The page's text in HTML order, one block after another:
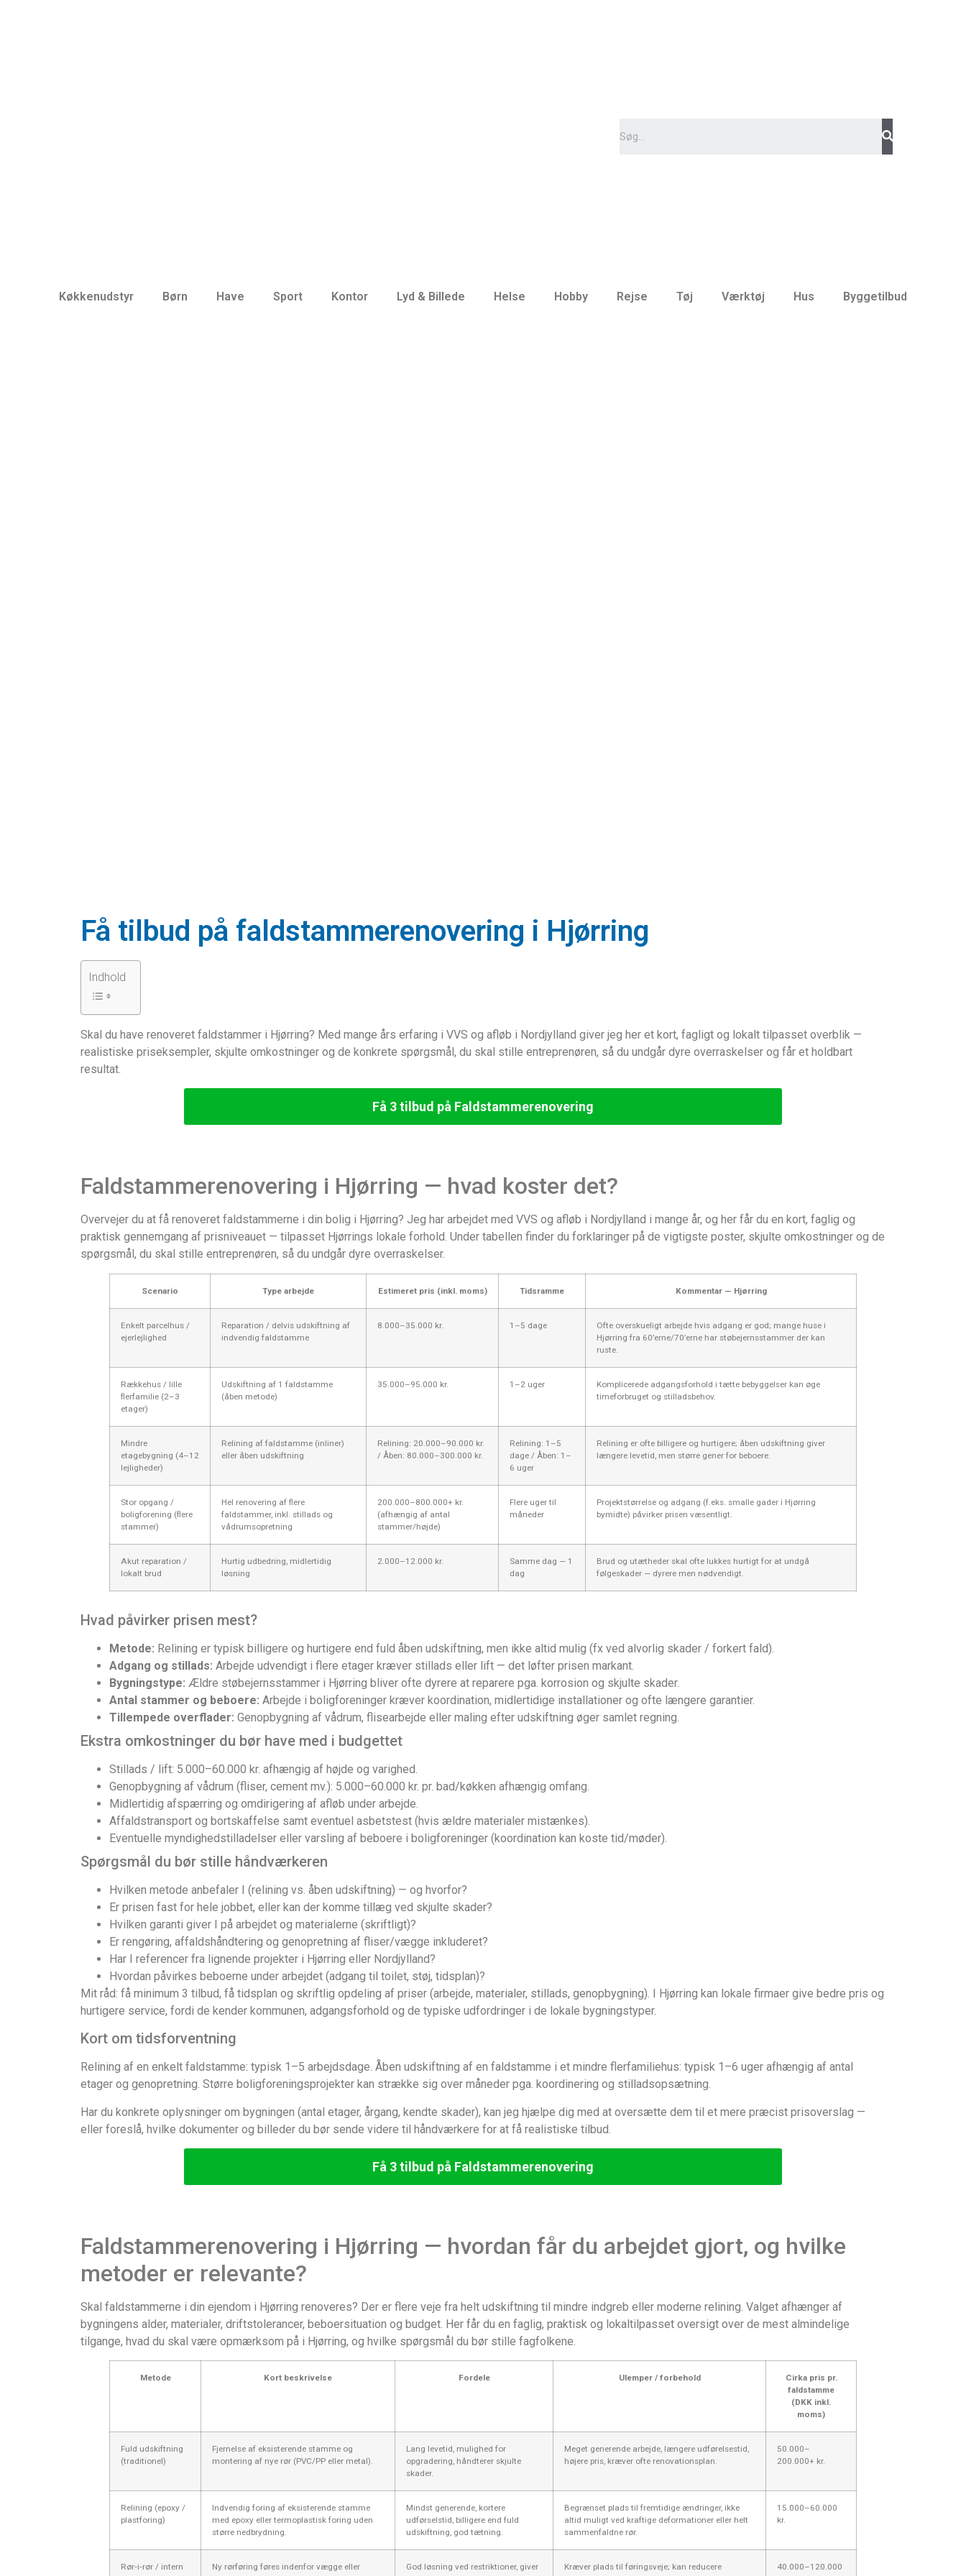
Køkkenudstyr Børn Have Sport Kontor Lyd & Billede Helse Hobby Rejse Tøj Værktøj Hus Byggetilbud
Få tilbud på faldstammerenovering i Hjørring
Indhold
Skal du have renoveret faldstammer i Hjørring? Med mange års erfaring i VVS og afløb i Nordjylland giver jeg her et kort, fagligt og lokalt tilpasset overblik —
realistiske priseksempler, skjulte omkostninger og de konkrete spørgsmål, du skal stille entreprenøren, så du undgår dyre overraskelser og får et holdbart
resultat.
Få 3 tilbud på Faldstammerenovering
Faldstammerenovering i Hjørring — hvad koster det?
Overvejer du at få renoveret faldstammerne i din bolig i Hjørring? Jeg har arbejdet med VVS og afløb i Nordjylland i mange år, og her får du en kort, faglig og
praktisk gennemgang af prisniveauet — tilpasset Hjørrings lokale forhold. Under tabellen finder du forklaringer på de vigtigste poster, skjulte omkostninger og de
spørgsmål, du skal stille entreprenøren, så du undgår dyre overraskelser.
Scenario Type arbejde Estimeret pris (inkl. moms) Tidsramme Kommentar — Hjørring
Enkelt parcelhus /
ejerlejlighed
Reparation / delvis udskiftning af
indvendig faldstamme
8.000–35.000 kr. 1–5 dage
Ofte overskueligt arbejde hvis adgang er god; mange huse i
Hjørring fra 60’erne/70’erne har støbejernsstammer der kan
ruste.
Rækkehus / lille
flerfamilie (2–3
etager)
Udskiftning af 1 faldstamme
(åben metode)
35.000–95.000 kr. 1–2 uger
Komplicerede adgangsforhold i tætte bebyggelser kan øge
timeforbruget og stilladsbehov.
Mindre
etagebygning (4–12
lejligheder)
Relining af faldstamme (inliner)
eller åben udskiftning
Relining: 20.000–90.000 kr.
/ Åben: 80.000–300.000 kr.
Relining: 1–5
dage / Åben: 1–
6 uger
Relining er ofte billigere og hurtigere; åben udskiftning giver
længere levetid, men større gener for beboere.
Stor opgang /
boligforening (flere
stammer)
Hel renovering af flere
faldstammer, inkl. stillads og
vådrumsopretning
200.000–800.000+ kr.
(afhængig af antal
stammer/højde)
Flere uger til
måneder
Projektstørrelse og adgang (f.eks. smalle gader i Hjørring
bymidte) påvirker prisen væsentligt.
Akut reparation /
lokalt brud
Hurtig udbedring, midlertidig
løsning
2.000–12.000 kr.
Samme dag — 1
dag
Brud og utætheder skal ofte lukkes hurtigt for at undgå
følgeskader — dyrere men nødvendigt.
Hvad påvirker prisen mest?
Metode: Relining er typisk billigere og hurtigere end fuld åben udskiftning, men ikke altid mulig (fx ved alvorlig skader / forkert fald).
Adgang og stillads: Arbejde udvendigt i flere etager kræver stillads eller lift — det løfter prisen markant.
Bygningstype: Ældre støbejernsstammer i Hjørring bliver ofte dyrere at reparere pga. korrosion og skjulte skader.
Antal stammer og beboere: Arbejde i boligforeninger kræver koordination, midlertidige installationer og ofte længere garantier.
Tillempede overflader: Genopbygning af vådrum, flisearbejde eller maling efter udskiftning øger samlet regning.
Ekstra omkostninger du bør have med i budgettet
Stillads / lift: 5.000–60.000 kr. afhængig af højde og varighed.
Genopbygning af vådrum (fliser, cement mv.): 5.000–60.000 kr. pr. bad/køkken afhængig omfang.
Midlertidig afspærring og omdirigering af afløb under arbejde.
Affaldstransport og bortskaffelse samt eventuel asbetstest (hvis ældre materialer mistænkes).
Eventuelle myndighedstilladelser eller varsling af beboere i boligforeninger (koordination kan koste tid/møder).
Spørgsmål du bør stille håndværkeren
Hvilken metode anbefaler I (relining vs. åben udskiftning) — og hvorfor?
Er prisen fast for hele jobbet, eller kan der komme tillæg ved skjulte skader?
Hvilken garanti giver I på arbejdet og materialerne (skriftligt)?
Er rengøring, affaldshåndtering og genopretning af fliser/vægge inkluderet?
Har I referencer fra lignende projekter i Hjørring eller Nordjylland?
Hvordan påvirkes beboerne under arbejdet (adgang til toilet, støj, tidsplan)?
Mit råd: få minimum 3 tilbud, få tidsplan og skriftlig opdeling af priser (arbejde, materialer, stillads, genopbygning). I Hjørring kan lokale firmaer give bedre pris og
hurtigere service, fordi de kender kommunen, adgangsforhold og de typiske udfordringer i de lokale bygningstyper.
Kort om tidsforventning
Relining af en enkelt faldstamme: typisk 1–5 arbejdsdage. Åben udskiftning af en faldstamme i et mindre flerfamiliehus: typisk 1–6 uger afhængig af antal
etager og genopretning. Større boligforeningsprojekter kan strække sig over måneder pga. koordinering og stilladsopsætning.
Har du konkrete oplysninger om bygningen (antal etager, årgang, kendte skader), kan jeg hjælpe dig med at oversætte dem til et mere præcist prisoverslag —
eller foreslå, hvilke dokumenter og billeder du bør sende videre til håndværkere for at få realistiske tilbud.
Få 3 tilbud på Faldstammerenovering
Faldstammerenovering i Hjørring — hvordan får du arbejdet gjort, og hvilke
metoder er relevante?
Skal faldstammerne i din ejendom i Hjørring renoveres? Der er flere veje fra helt udskiftning til mindre indgreb eller moderne relining. Valget afhænger af
bygningens alder, materialer, driftstolerancer, beboersituation og budget. Her får du en faglig, praktisk og lokaltilpasset oversigt over de mest almindelige
tilgange, hvad du skal være opmærksom på i Hjørring, og hvilke spørgsmål du bør stille fagfolkene.
Metode Kort beskrivelse Fordele Ulemper / forbehold
Cirka pris pr.
faldstamme
(DKK inkl.
moms)
Fuld udskiftning
(traditionel)
Fjernelse af eksisterende stamme og
montering af nye rør (PVC/PP eller metal).
Lang levetid, mulighed for
opgradering, håndterer skjulte
skader.
Meget generende arbejde, længere udførelsestid,
højere pris, kræver ofte renovationsplan.
50.000–
200.000+ kr.
Relining (epoxy /
plastforing)
Indvendig foring af eksisterende stamme
med epoxy eller termoplastisk foring uden
større nedbrydning.
Mindst generende, kortere
udførselstid, billigere end fuld
udskiftning, god tætning.
Begrænset plads til fremtidige ændringer, ikke
altid muligt ved kraftige deformationer eller helt
sammenfaldne rør.
15.000–60.000
kr.
Rør‑i‑rør / intern
Ny rørføring føres indenfor vægge eller
God løsning ved restriktioner, giver
Kræver plads til føringsveje; kan reducere
40.000–120.000